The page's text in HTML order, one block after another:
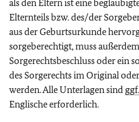
als den Eltern ist eine
Elternteils bzw. des/der
aus der Geburtsurkunde
sorgeberechtigt, muss
Sorgerechtsbeschluss oder ein
des Sorgerechts im Original
werden. Alle Unterlagen sind ggf.
Englische erforderlich.